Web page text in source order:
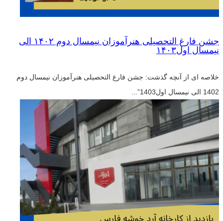
جشن فارغ التحصیلی هنرآموزان نیمسال دوم ۱۴۰۲ الی
نیمسال اول۱۴۰۳
خلاصه ای از آنچه گذشت: جشن فارغ التحصیلی هنرآموزان نیمسال دوم
1402 الی نیمسال اول1403”...